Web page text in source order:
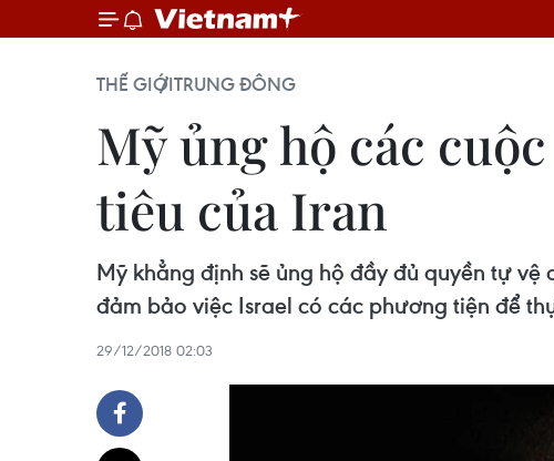
THẾ GIỚITRUNG ĐÔNG
Mỹ ủng hộ các
tiêu của Iran
Mỹ khẳng định sẽ ủng hộ đầy đủ quyền tự
đảm bảo việc Israel có các phương tiện để
29/12/2018 02:03